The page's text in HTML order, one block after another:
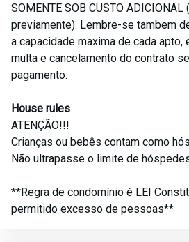
SOMENTE SOB CUSTO
previamente). Lembre-se tambem
a capacidade maxima de cada apto,
multa e cancelamento do contrato
pagamento.
House rules
ATENÇÃO!!!
Crianças ou bebês contam como
Não ultrapasse o limite de
**Regra de condomínio é LEI
permitido excesso de pessoas**